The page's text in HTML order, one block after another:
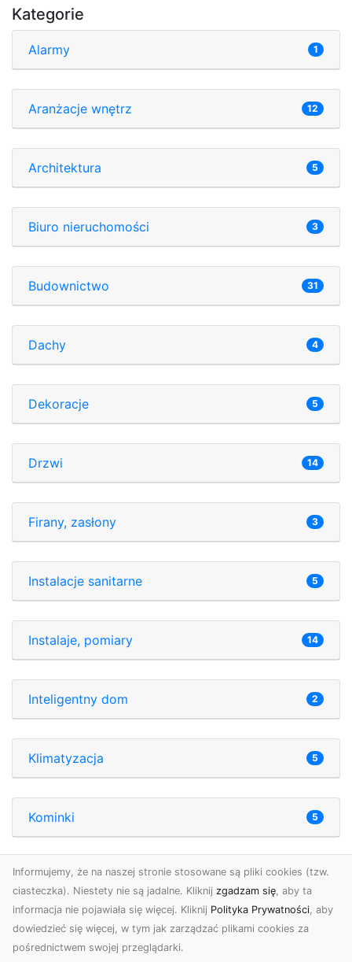
Kategorie
Alarmy 1
Aranżacje wnętrz 12
Architektura 5
Biuro nieruchomości 3
Budownictwo 31
Dachy 4
Dekoracje 5
Drzwi 14
Firany, zasłony 3
Instalacje sanitarne 5
Instalaje, pomiary 14
Inteligentny dom 2
Klimatyzacja 5
Kominki 5
Kuchnia 4
Meble 18
Informujemy, że na naszej stronie stosowane są pliki cookies (tzw.
ciasteczka). Niestety nie są jadalne. Kliknij zgadzam się, aby ta
informacja nie pojawiała się więcej. Kliknij Polityka Prywatności, aby
dowiedzieć się więcej, w tym jak zarządzać plikami cookies za
pośrednictwem swojej przeglądarki.